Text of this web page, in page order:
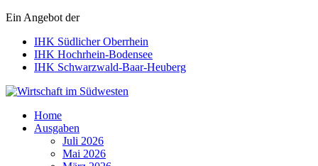
Ein Angebot der
IHK Südlicher Oberrhein
IHK Hochrhein-Bodensee
IHK Schwarzwald-Baar-Heuberg
Wirtschaft im Südwesten
Home
Ausgaben
Juli 2026
Mai 2026